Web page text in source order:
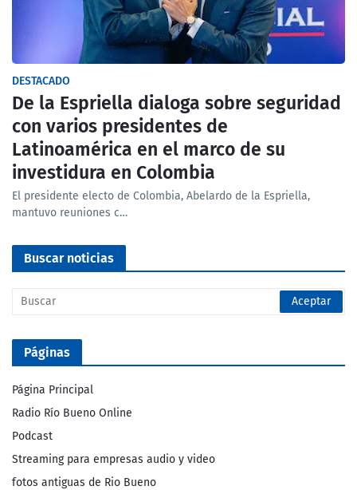
DESTACADO
De la Espriella dialoga sobre seguridad
con varios presidentes de
Latinoamérica en el marco de su
investidura en Colombia
El presidente electo de Colombia, Abelardo de la Espriella,
mantuvo reuniones c…
Buscar noticias
Páginas
Página Principal
Radio Río Bueno Online
Podcast
Streaming para empresas audio y video
fotos antiguas de Rio Bueno